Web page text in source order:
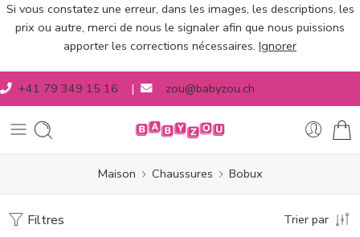
Si vous constatez une erreur, dans les images, les descriptions, les
prix ou autre, merci de nous le signaler afin que nous puissions
apporter les corrections nécessaires. Ignorer
+41 79 349 15 16 | zou@babyzou.ch
Maison Chaussures Bobux
Filtres Trier par